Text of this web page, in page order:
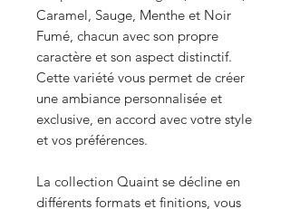
Caramel, Sauge, Menthe et Noir
Fumé, chacun avec son propre
caractère et son aspect distinctif.
Cette variété vous permet de créer
une ambiance personnalisée et
exclusive, en accord avec votre style
et vos préférences.
La collection Quaint se décline en
différents formats et finitions, vous